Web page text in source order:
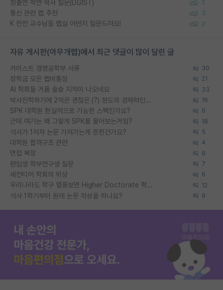
정출연 학연 박사 질문(DGIST) 2
통신 관련 랩 추천 3
K 전전 교수님들 랩실 어떤지 질문드려요! 2
자유 게시판(아무개랩)에서 최근 댓글이 많이 달린 글
카이스트 경영공학부 서류 30
장학금 모은 랩비통장 21
AI 학회들 거품 슬슬 지적이 나오네요 33
박사진학하기에 2억은 괜찮은 (?) 정도의 경제력인가요 16
SPK 대학원 현실적으로 가능한 스펙인가요? 6
근데 여기는 왜 그렇게 SPK를 물어보는거임? 18
석사가 1저자 논문 가져가는게 흔한건가요? 5
대학원 합격구조 관련 4
면접 복장 9
편입생 학부연구생 질문 7
세컨티어 학회의 위상 6
우리나라도 학구 열풍보면 Higher Doctorate 학위가 필요하다고 봅니다. 12
석사 1학기부터 원래 논문 작성을 하나요? 9